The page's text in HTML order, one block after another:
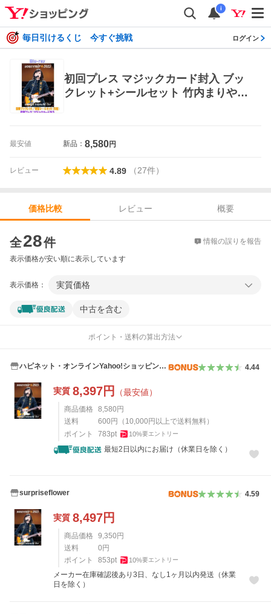
i
毎日引けるくじ 今すぐ挑戦 ログイン
初回プレス マジックカード封入 ブッ
クレット+シールセット 竹内まりや B
最安値 新品： 8,580円
レビュー 4.89 （27件）
価格比較 レビュー
概要
全28件 情報の誤りを報告
表示価格が安い順に表示しています
表示価格： 実質価格
中古を含む
ポイント・送料の算出方法
ハピネット・オンラインYahoo!ショッピング
4.44
実質 8,397円 （最安値）
商品価格 8,580 円
送料
600 円 （ 10,000 円以上で送料無料）
ポイント
783pt 10%要エントリー
最短2日以内にお届け（休業日を除く）
surpriseflower 4.59
実質 8,497円
商品価格 9,350 円
送料
0 円
ポイント
853pt 10%要エントリー
メーカー在庫確認後あり3日、なし1ヶ月以内発送（休業
日を除く）